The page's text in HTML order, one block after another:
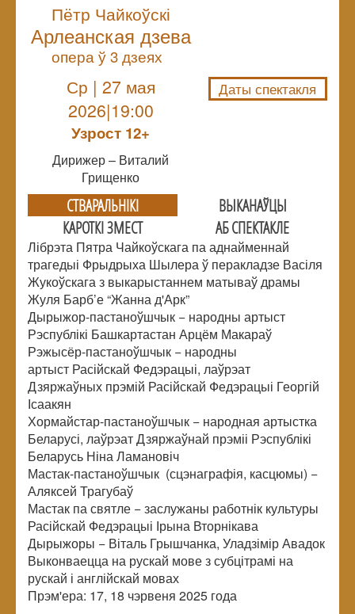
Пётр Чайкоўскі
Арлеанская дзева
опера ў 3 дзеях
Ср | 27 мая
2026|19:00
Узрoст 12+
Дирижер – Виталий
Грищенко
Даты спектакля
СТВАРАЛЬНIКI
ВЫКАНАЎЦЫ
КАРОТКІ ЗМЕСТ
АБ СПЕКТАКЛЕ
Лібрэта Пятра Чайкоўскага па аднайменнай
трагедыі Фрыдрыха Шылера ў перакладзе Васіля
Жукоўскага з выкарыстаннем матываў драмы
Жуля Барб’е “Жанна д'Арк”
Дырыжор-пастаноўшчык − народны артыст
Рэспублікі Башкартастан Арцём Макараў
Рэжысёр-пастаноўшчык − народны
артыст Расійскай Федэрацыі, лаўрэат
Дзяржаўных прэмій Расійскай Федэрацыі Георгій
Ісаакян
Хормайстар-пастаноўшчык − народная артыстка
Беларусі, лаўрэат Дзяржаўнай прэміі Рэспублікі
Беларусь Ніна Ламановіч
Мастак-пастаноўшчык (сцэнаграфія, касцюмы) −
Аляксей Трагубаў
Мастак па святле − заслужаны работнік культуры
Расійскай Федэрацыі Ірына Вторнікава
Дырыжоры − Віталь Грышчанка, Уладзімір Авадок
Выконваецца на рускай мове з субцітрамі на
рускай і англійскай мовах
Прэм'ера: 17, 18 чэрвеня 2025 года